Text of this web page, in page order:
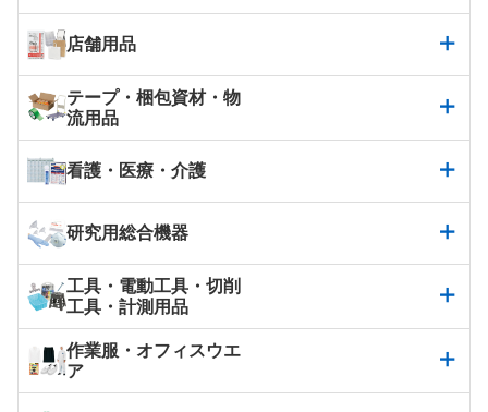
店舗用品
テープ・梱包資材・物
流用品
看護・医療・介護
研究用総合機器
工具・電動工具・切削
工具・計測用品
作業服・オフィスウエ
ア